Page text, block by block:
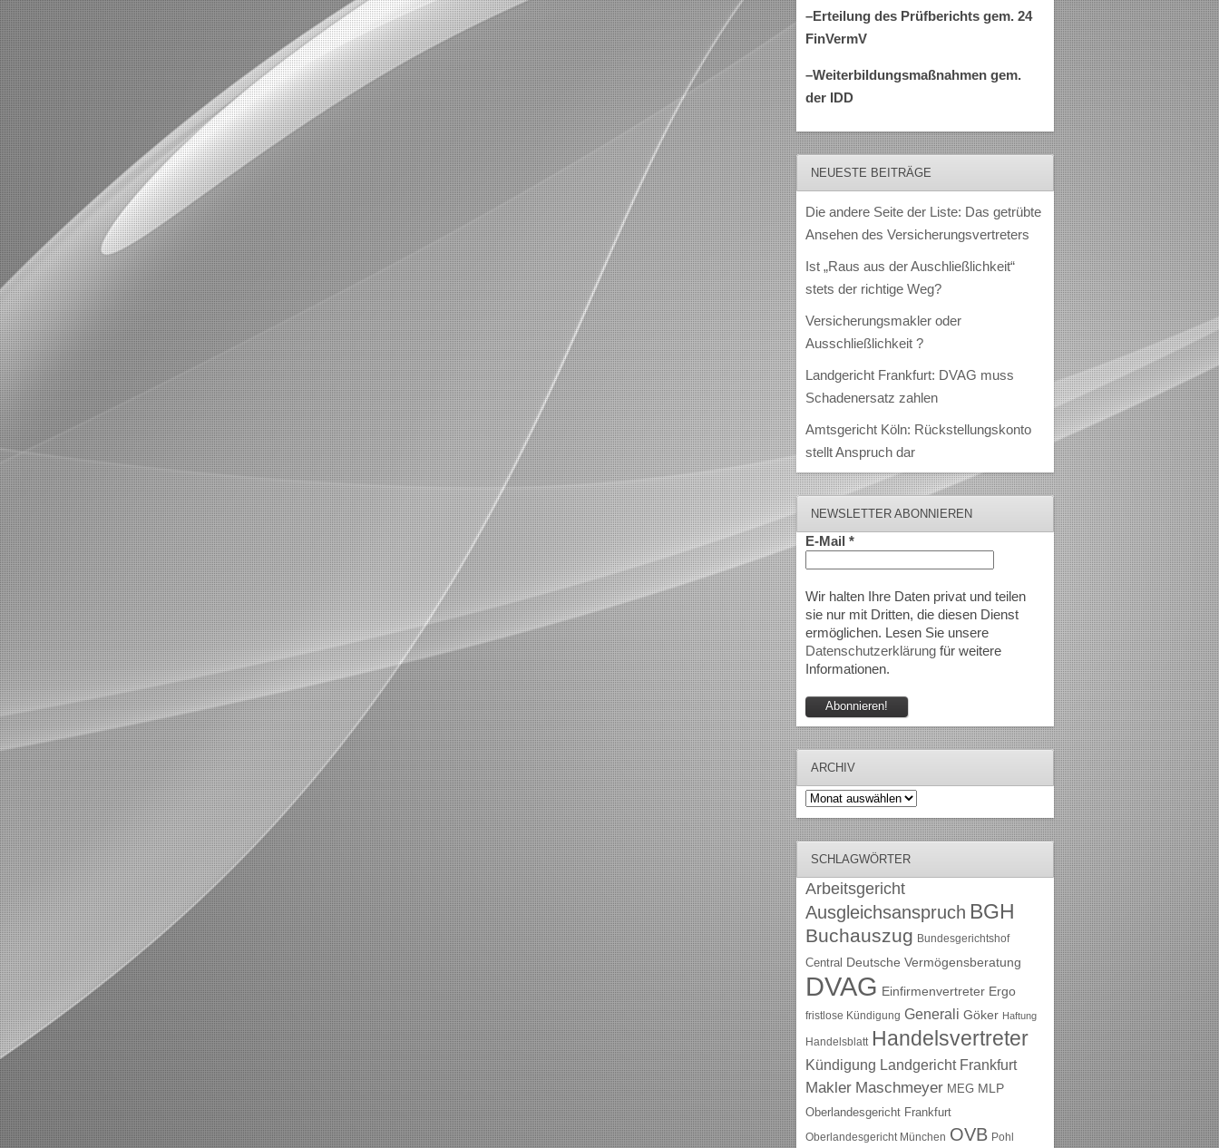
–Erteilung des Prüfberichts gem. 24
FinVermV
–Weiterbildungsmaßnahmen gem.
der IDD
NEUESTE BEITRÄGE
Die andere Seite der Liste: Das getrübte
Ansehen des Versicherungsvertreters
Ist „Raus aus der Auschließlichkeit“
stets der richtige Weg?
Versicherungsmakler oder
Ausschließlichkeit ?
Landgericht Frankfurt: DVAG muss
Schadenersatz zahlen
Amtsgericht Köln: Rückstellungskonto
stellt Anspruch dar
NEWSLETTER ABONNIEREN
E-Mail *
Wir halten Ihre Daten privat und teilen
sie nur mit Dritten, die diesen Dienst
ermöglichen. Lesen Sie unsere
Datenschutzerklärungfür weitere
Informationen.
ARCHIV
Archiv
SCHLAGWÖRTER
Arbeitsgericht
Ausgleichsanspruch BGH
Buchauszug Bundesgerichtshof
Central Deutsche Vermögensberatung
DVAG Einfirmenvertreter Ergo
fristlose Kündigung Generali Göker Haftung
Handelsblatt Handelsvertreter
Kündigung Landgericht Frankfurt
Makler Maschmeyer MEG MLP
Oberlandesgericht Frankfurt
Oberlandesgericht München OVB Pohl